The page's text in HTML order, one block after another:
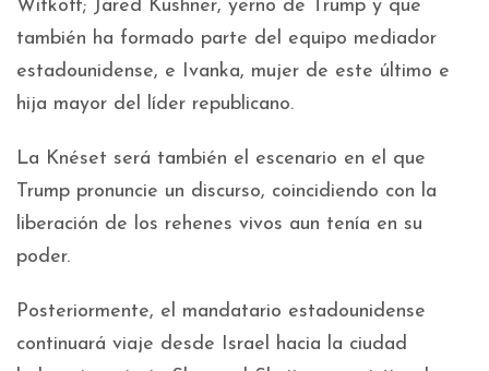
Witkoff; Jared Kushner, yerno de Trump y que
también ha formado parte del equipo mediador
estadounidense, e Ivanka, mujer de este último e
hija mayor del líder republicano.
La Knéset será también el escenario en el que
Trump pronuncie un discurso, coincidiendo con la
liberación de los rehenes vivos aun tenía en su
poder.
Posteriormente, el mandatario estadounidense
continuará viaje desde Israel hacia la ciudad